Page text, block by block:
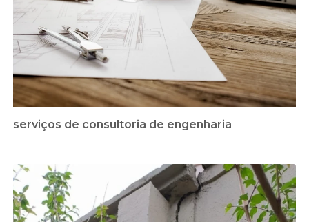
serviços de consultoria de engenharia